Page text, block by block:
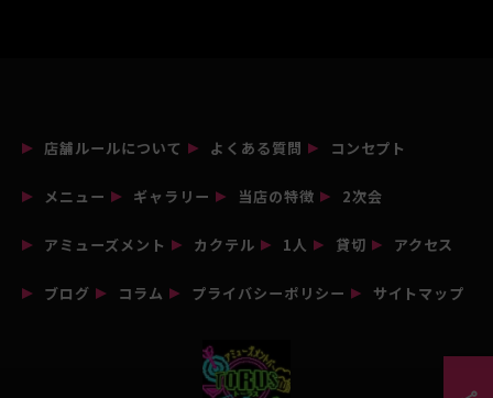
店舗ルールについて よくある質問 コンセプト
メニュー ギャラリー 当店の特徴 2次会
アミューズメント カクテル 1人 貸切 アクセス
ブログ コラム プライバシーポリシー サイトマップ